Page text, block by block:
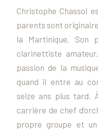
Christophe Chassol
parents sont
la Martinique. Son
clarinettiste
passion de la
quand il entre au
seize ans plus tard.
carrière de chef
propre groupe et